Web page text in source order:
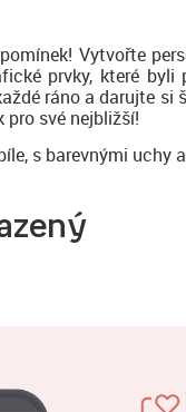
Vytvořte
prvky, které
ráno a darujte
pro své nejbližší!
s barevnými